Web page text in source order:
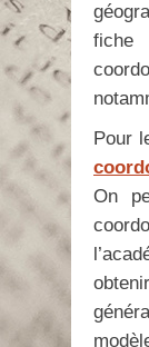
fiche
Pour
On